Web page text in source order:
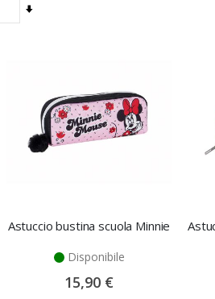
Imposta
Astuccio bustina scuola Minnie
Disponibile
15,90 €